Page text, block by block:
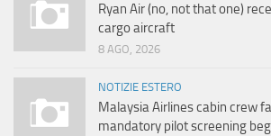
Ryan Air (no, not that one)
cargo aircraft
8 AGO, 2026
NOTIZIE ESTERO
Malaysia Airlines cabin crew
mandatory pilot screening